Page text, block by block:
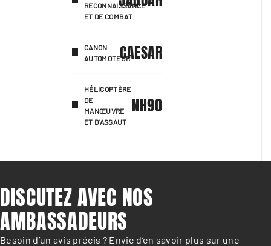
RECONNAISSANCE
ET DE COMBAT
CANON
AUTOMOTEURCAESAR
HÉLICOPTÈRE
DE
MANŒUVRE
ET D'ASSAUT
NH90
DISCUTEZ AVEC NOS
AMBASSADEURS
Besoin d’un avis précis ? Envie d’en savoir plus sur une